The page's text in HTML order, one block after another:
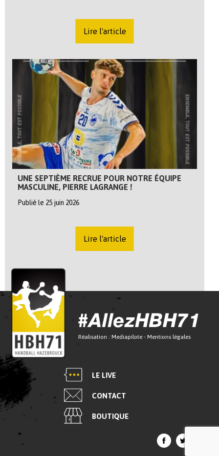
Lire l'article
UNE SEPTIÈME RECRUE POUR NOTRE ÉQUIPE
MASCULINE, PIERRE LAGRANGE !
Publié le 25 juin 2026
Lire l'article
Réalisation : Mediapilote - Mentions légales
LE LIVE
CONTACT
BOUTIQUE